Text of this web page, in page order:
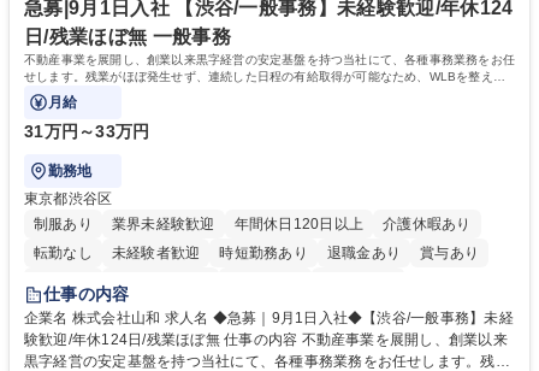
ール管理が出来る方。※将来的に他部署（営業部門、コーポレート部門）
へのジョブローテーションの可能性があります。 学歴・資格 学歴：大学
院 大学 語学力： 資格：宅地建物取引士
急募|9月1日入社 【渋谷/一般事務】未経験歓迎/年休124
日/残業ほぼ無 一般事務
不動産事業を展開し、創業以来黒字経営の安定基盤を持つ当社にて、各種事務業務をお任
せします。残業がほぼ発生せず、連続した日程の有給取得が可能なため、WLBを整えた
い方にお勧めの環境です！
月給
31万円～33万円
勤務地
東京都渋谷区
制服あり
業界未経験歓迎 年間休日120日以上
介護休暇あり
転勤なし
未経験者歓迎 時短勤務あり 退職金あり
賞与あり
育休あり
完全週休2日制
仕事の内容
企業名 株式会社山和 求人名 ◆急募｜9月1日入社◆【渋谷/一般事務】未経
験歓迎/年休124日/残業ほぼ無 仕事の内容 不動産事業を展開し、創業以来
黒字経営の安定基盤を持つ当社にて、各種事務業務をお任せします。残業